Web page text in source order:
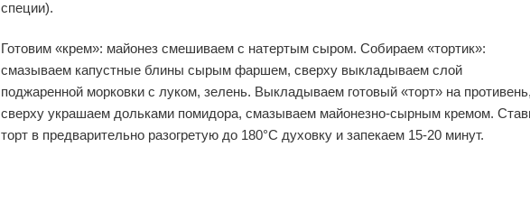
специи).
Готовим «крем»: майонез смешиваем с натертым сыром. Собираем «тортик»:
смазываем капустные блины сырым фаршем, сверху выкладываем слой
поджаренной морковки с луком, зелень. Выкладываем готовый «торт» на противень,
сверху украшаем дольками помидора, смазываем майонезно-сырным кремом.
торт в предварительно разогретую до 180°C духовку и запекаем 15-20 минут.